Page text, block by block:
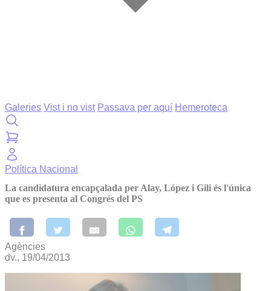
Galeries Vist i no vist Passava per aquí Hemeroteca
Política Nacional
La candidatura encapçalada per Alay, López i Gili és l'única
que es presenta al Congrés del PS
Agències
dv., 19/04/2013